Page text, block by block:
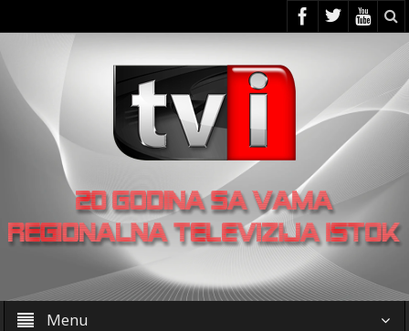
Menu